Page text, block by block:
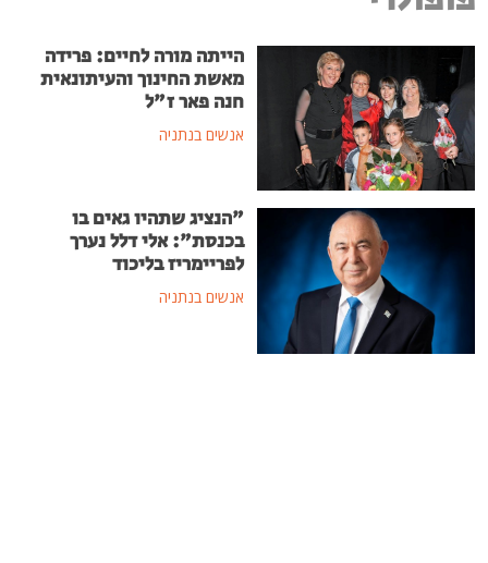
הייתה מורה לחיים: פרידה
מאשת החינוך והעיתונאית
חנה פאר ז"ל
אנשים בנתניה
"הנציג שתהיו גאים בו
בכנסת": אלי דלל נערך
לפריימריז בליכוד
אנשים בנתניה